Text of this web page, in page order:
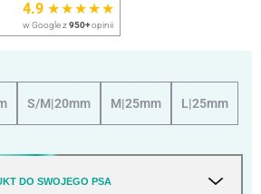
4.9 ★★★★★
w Google z950+opinii
S/M|20mm M|25mm L|25mm
DO SWOJEGO PSA